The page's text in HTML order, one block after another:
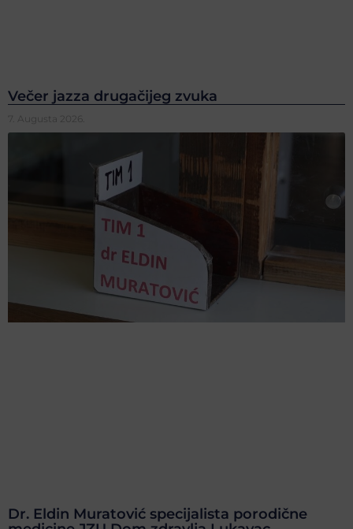
Večer jazza drugačijeg zvuka
7. Augusta 2026.
Dr. Eldin Muratović specijalista porodične